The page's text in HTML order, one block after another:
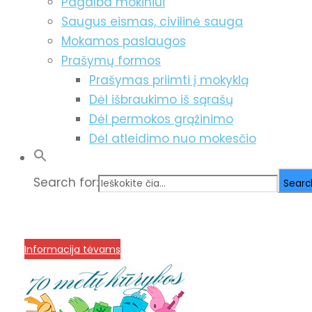
Saugus eismas, civilinė sauga
Mokamos paslaugos
Prašymų formos
Prašymas priimti į mokyklą
Dėl išbraukimo iš sąrašų
Dėl permokos grąžinimo
Dėl atleidimo nuo mokesčio
Search for:
Informacija tėvams